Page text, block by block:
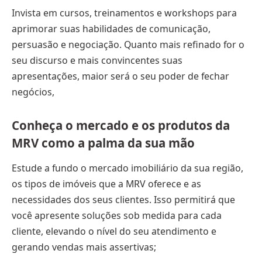
Invista em cursos, treinamentos e workshops para
aprimorar suas habilidades de comunicação,
persuasão e negociação. Quanto mais refinado for o
seu discurso e mais convincentes suas
apresentações, maior será o seu poder de fechar
negócios,
Conheça o mercado e os produtos da
MRV como a palma da sua mão
Estude a fundo o mercado imobiliário da sua região,
os tipos de imóveis que a MRV oferece e as
necessidades dos seus clientes. Isso permitirá que
você apresente soluções sob medida para cada
cliente, elevando o nível do seu atendimento e
gerando vendas mais assertivas;